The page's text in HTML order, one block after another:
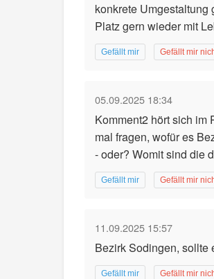
konkrete
Platz gern wieder mit
Gefällt mir Gefällt mir
05.09.2025 18:34
Komment2 hört sich im
mal fragen, wofür es
- oder? Womit sind die
Gefällt mir Gefällt mir
11.09.2025 15:57
Bezirk Sodingen, sollte
Gefällt mir Gefällt mir